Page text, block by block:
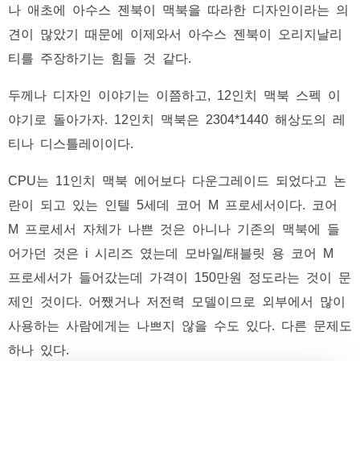
나 애초에 아수스 젠북이 맥북을 따라한 디자인이라는 의
견이 많았기 때문에 이제와서 아수스 젠북이 오리지날리
티를 주장하기는 힘들 것 같다.
두께나 디자인 이야기는 이쯤하고, 12인치 맥북 스펙 이
야기로 돌아가자. 12인치 맥북은 2304*1440 해상도의 레
티나 디스틀레이이다.
CPU는 11인치 맥북 에어보다 다운그레이드 되었다고 논
란이 되고 있는 인텔 5세데 코어 M 프로세서이다. 코어
M 프로세서 자체가 나쁜 것은 아니나 기존의 맥북에 들
어가던 것은 i 시리즈 였는데 모바일/태블릿 용 코어 M
프로세서가 들어갔는데 가격이 150만원 정도라는 것이 문
제인 것이다. 어쨌거나 저전력 모델이므로 외부에서 많이
사용하는 사람에게는 나쁘지 않을 수도 있다. 다른 문제도
하나 있다.